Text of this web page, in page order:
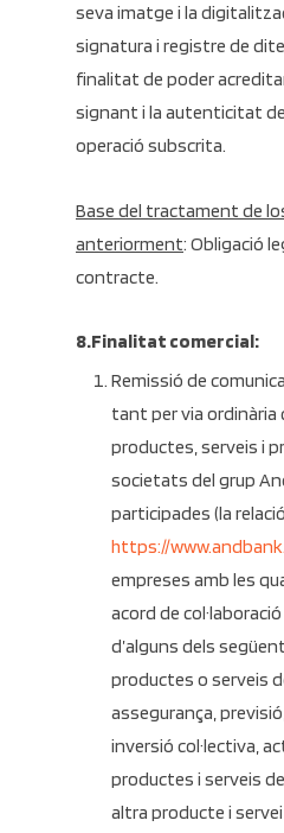
seva imatge i la
signatura i registre de
finalitat de poder
signant i la autenticitat
operació subscrita.
Base del tractament de
anteriorment: Obligació
contracte.
8.Finalitat comercial:
Remissió de
tant per via ordinària
productes, serveis i
societats del grup
participades (la
https://
empreses amb les
acord de
d’alguns dels
productes o serveis
assegurança,
inversió col·lectiva,
productes i serveis
altra producte i